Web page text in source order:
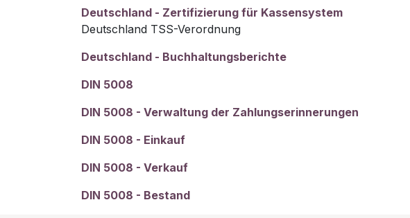
Deutschland - Zertifizierung für Kassensystem
Deutschland TSS-Verordnung
Deutschland - Buchhaltungsberichte
DIN 5008
DIN 5008 - Verwaltung der Zahlungserinnerungen
DIN 5008 - Einkauf
DIN 5008 - Verkauf
DIN 5008 - Bestand